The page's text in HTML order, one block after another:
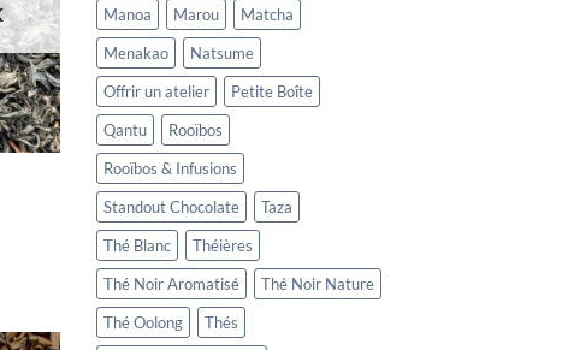
Manoa
Marou
Matcha
Menakao
Natsume
Offrir un atelier
Petite Boîte
Qantu
Rooïbos
Rooïbos & Infusions
Standout Chocolate
Taza
Thé Blanc
Théières
Thé Noir Aromatisé
Thé Noir Nature
Thé Oolong
Thés